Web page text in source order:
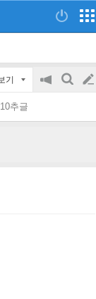
기
공
on/off
검
글
쓰
10추글